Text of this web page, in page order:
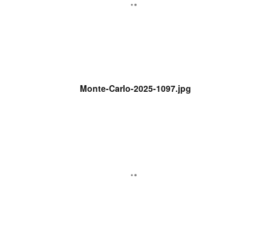
Monte-Carlo-2025-1097.jpg